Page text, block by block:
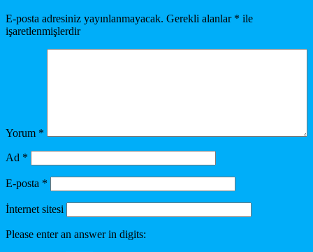
E-posta adresiniz yayınlanmayacak. Gerekli alanlar * ile
işaretlenmişlerdir
Yorum *
Ad *
E-posta *
İnternet sitesi
Please enter an answer in digits: